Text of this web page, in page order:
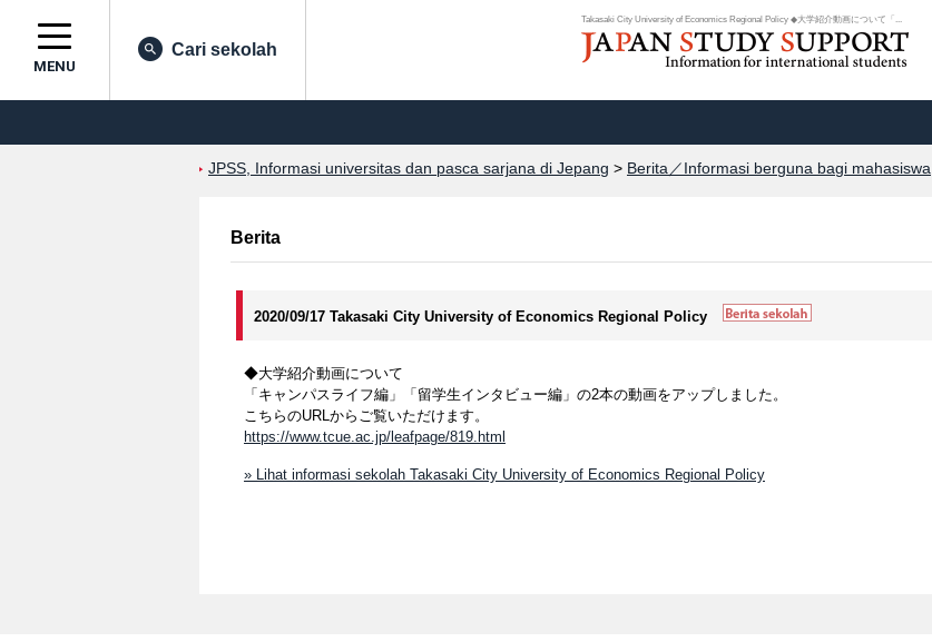
Takasaki City University of Economics Regional Policy ◆大学紹介動画について「...
MENU
Cari sekolah
JPSS, Informasi universitas dan pasca sarjana di Jepang > Berita／Informasi berguna bagi mahasiswa
Berita
2020/09/17 Takasaki City University of Economics Regional Policy
◆大学紹介動画について
「キャンパスライフ編」「留学生インタビュー編」の2本の動画をアップしました。
こちらのURLからご覧いただけます。
https://www.tcue.ac.jp/leafpage/819.html
» Lihat informasi sekolah Takasaki City University of Economics Regional Policy